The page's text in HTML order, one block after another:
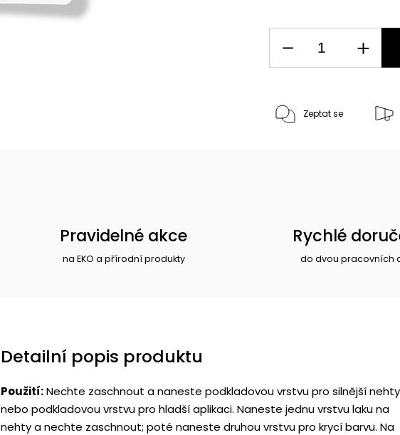
Zeptat se
Pravidelné akce
na EKO a přírodní produkty
Rychlé
do dvou pracovních
Detailní popis produktu
Použití:Nechte zaschnout a naneste podkladovou vrstvu pro silnější nehty
nebo podkladovou vrstvu pro hladší aplikaci. Naneste jednu vrstvu laku na
nehty a nechte zaschnout; poté naneste druhou vrstvu pro krycí barvu. Na